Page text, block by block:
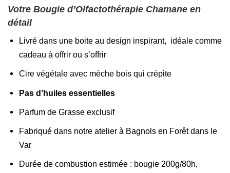
Votre Bougie d’Olfactothérapie Chamane en
détail
Livré dans une boite au design inspirant, idéale comme
cadeau à offrir ou s’offrir
Cire végétale avec mèche bois qui crépite
Pas d’huiles essentielles
Parfum de Grasse exclusif
Fabriqué dans notre atelier à Bagnols en Forêt dans le
Var
Durée de combustion estimée : bougie 200g/80h,